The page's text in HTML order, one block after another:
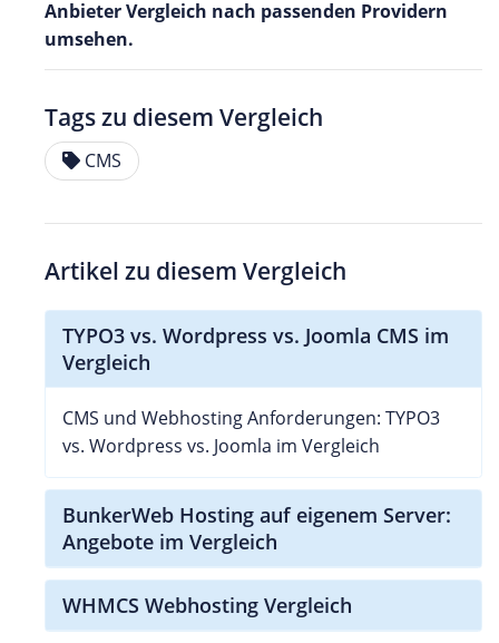
Anbieter Vergleich nach passenden Providern
umsehen.
Tags zu diesem Vergleich
CMS
Artikel zu diesem Vergleich
TYPO3 vs. Wordpress vs. Joomla CMS im
Vergleich
CMS und Webhosting Anforderungen: TYPO3
vs. Wordpress vs. Joomla im Vergleich
BunkerWeb Hosting auf eigenem Server:
Angebote im Vergleich
WHMCS Webhosting Vergleich